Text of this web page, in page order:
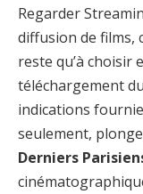
Regarder
diffusion de films,
reste qu’à choisir
téléchargement
indications
seulement,
Derniers